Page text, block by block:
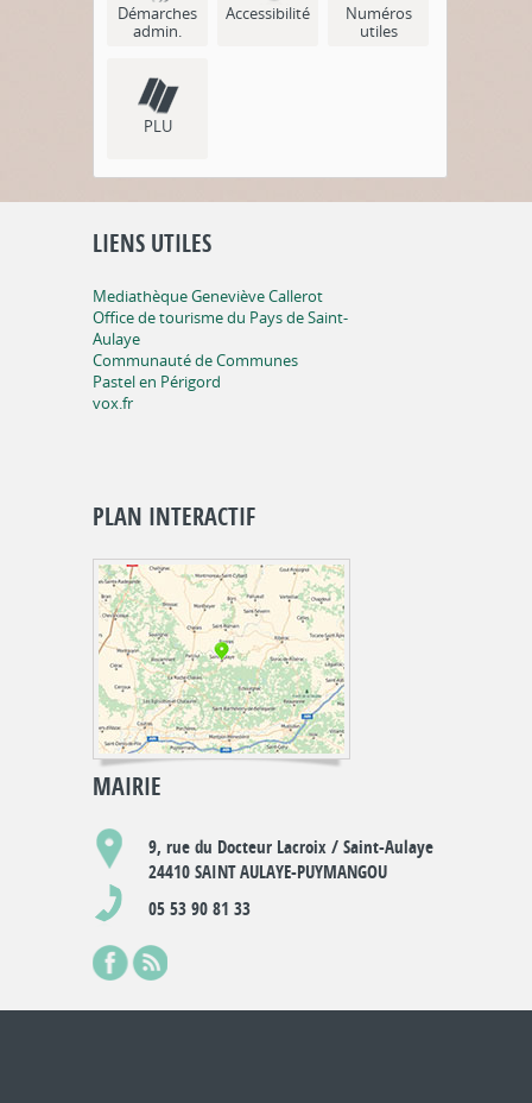
Démarches
admin.
Accessibilité
Numéros
utiles
PLU
LIENS UTILES
Mediathèque Geneviève Callerot
Office de tourisme du Pays de Saint-
Aulaye
Communauté de Communes
Pastel en Périgord
vox.fr
PLAN INTERACTIF
MAIRIE
9, rue du Docteur Lacroix / Saint-Aulaye
24410 SAINT AULAYE-PUYMANGOU
05 53 90 81 33